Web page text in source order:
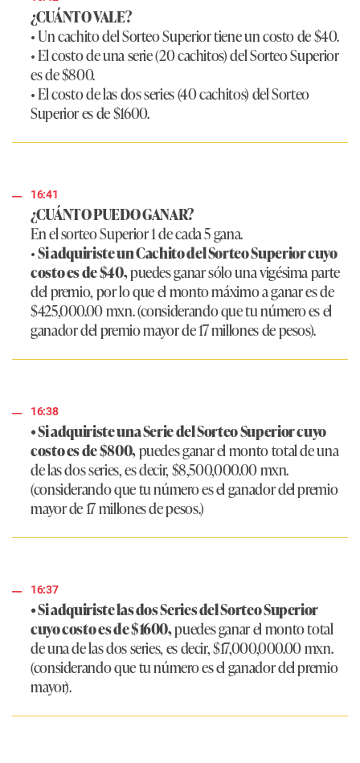
¿CUÁNTO VALE?
• Un cachito del Sorteo Superior tiene un costo de $40.
• El costo de una serie (20 cachitos) del Sorteo Superior
es de $800.
• El costo de las dos series (40 cachitos) del Sorteo
Superior es de $1600.
16:41
¿CUÁNTO PUEDO GANAR?
En el sorteo Superior 1 de cada 5 gana.
•Si adquiriste un Cachito del Sorteo Superior cuyo
costo es de $40,puedes ganar sólo una vigésima parte
del premio, por lo que el monto máximo a ganar es de
$425,000.00 mxn. (considerando que tu número es el
ganador del premio mayor de 17 millones de pesos).
16:38
• Si adquiriste una Serie del Sorteo Superior cuyo
costo es de $800,puedes ganar el monto total de una
de las dos series, es decir, $8,500,000.00 mxn.
(considerando que tu número es el ganador del premio
mayor de 17 millones de pesos.)
16:37
• Si adquiriste las dos Series del Sorteo Superior
cuyo costo es de $1600,puedes ganar el monto total
de una de las dos series, es decir, $17,000,000.00 mxn.
(considerando que tu número es el ganador del premio
mayor).